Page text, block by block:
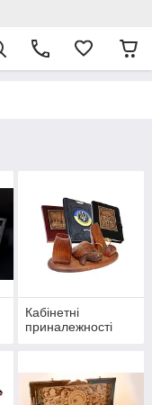
Кабінетні
приналежності